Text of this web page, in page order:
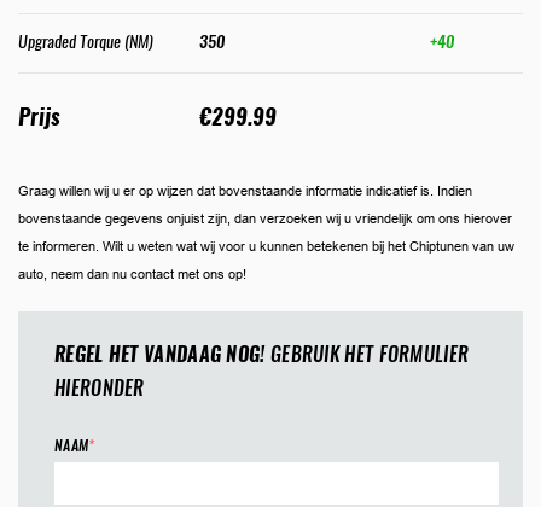
Upgraded Torque (NM) 350 +40
Prijs €299.99
Graag willen wij u er op wijzen dat bovenstaande informatie indicatief is. Indien
bovenstaande gegevens onjuist zijn, dan verzoeken wij u vriendelijk om ons hierover
te informeren. Wilt u weten wat wij voor u kunnen betekenen bij het Chiptunen van uw
auto, neem dan nu contact met ons op!
REGEL HET VANDAAG NOG!GEBRUIK HET FORMULIER
HIERONDER
NAAM*